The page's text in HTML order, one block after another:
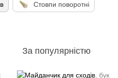
Стовпи поворотні
За популярністю